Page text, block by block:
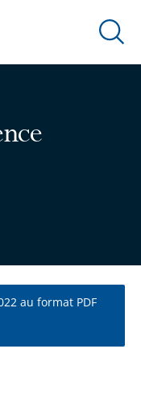
Ouvrir
au format PDF